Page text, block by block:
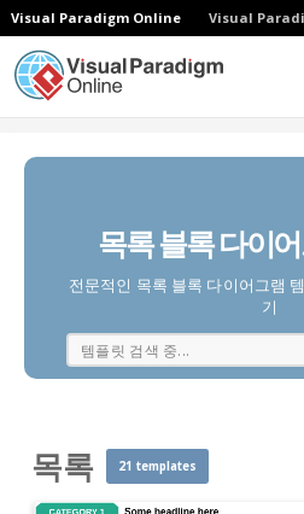
Visual Paradigm Online Visual
목록 블록 다이
전문적인 목록 블록 다이어그램
기
목록 21 templates